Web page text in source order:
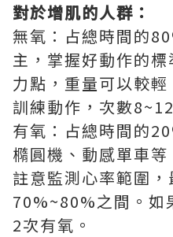
對於增肌的人群：
無氧：占總時間的
主，掌握好動作的
力點，重量可以較
訓練動作，次數
有氧：占總時間的
橢圓機、動感單車等
註意監測心率範圍
70%~80%之間。如
2次有氧。